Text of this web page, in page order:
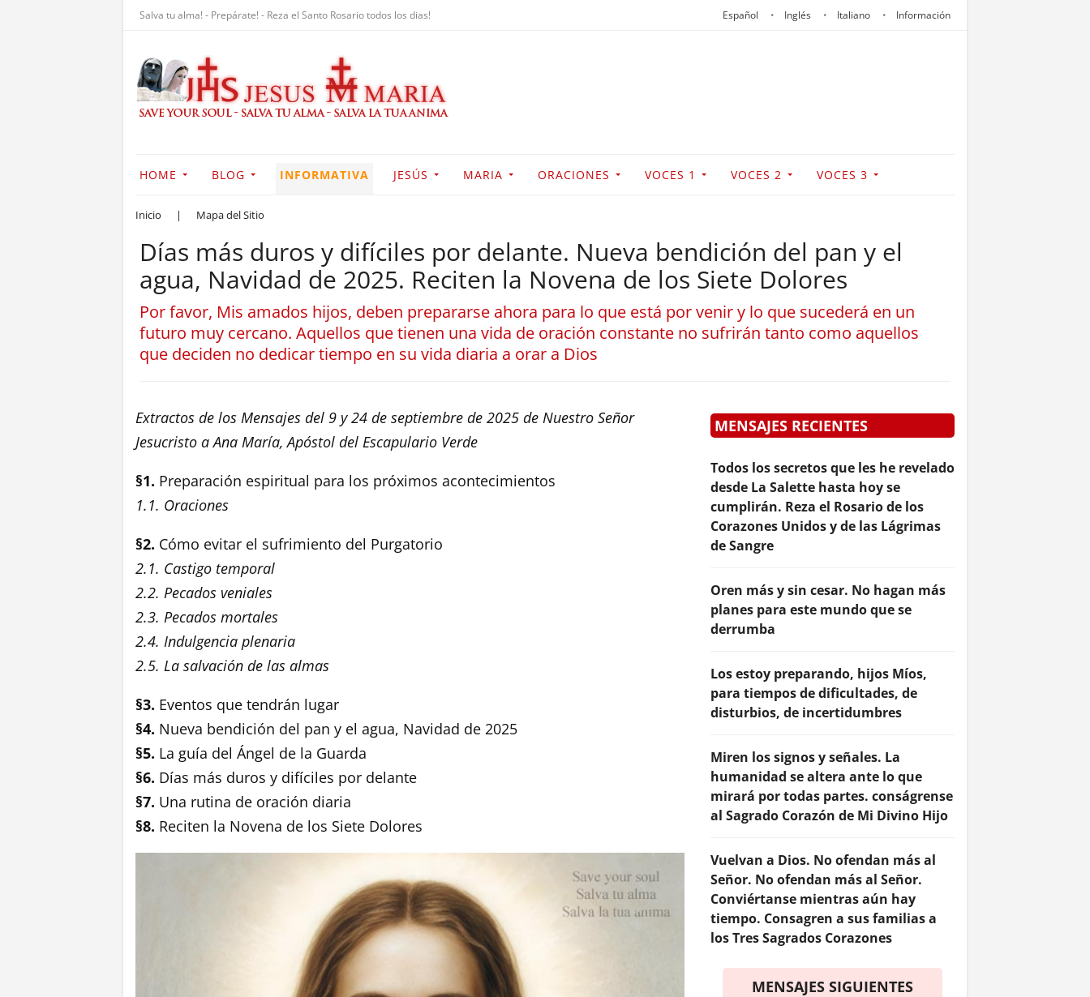
Salva tu alma! - Prepárate! - Reza el Santo Rosario todos los dias! Español Inglés Italiano Información
HOME BLOG INFORMATIVA JESÚS MARIA ORACIONES VOCES 1 VOCES 2 VOCES 3
Inicio | Mapa del Sitio
Días más duros y difíciles por delante. Nueva bendición del pan y el
agua, Navidad de 2025. Reciten la Novena de los Siete Dolores
Por favor, Mis amados hijos, deben prepararse ahora para lo que está por venir y lo que sucederá en un
futuro muy cercano. Aquellos que tienen una vida de oración constante no sufrirán tanto como aquellos
que deciden no dedicar tiempo en su vida diaria a orar a Dios
Extractos de los Mensajes del 9 y 24 de septiembre de 2025 de Nuestro Señor
Jesucristo a Ana María, Apóstol del Escapulario Verde
§1. Preparación espiritual para los próximos acontecimientos
1.1. Oraciones
§2. Cómo evitar el sufrimiento del Purgatorio
2.1. Castigo temporal
2.2. Pecados veniales
2.3. Pecados mortales
2.4. Indulgencia plenaria
2.5. La salvación de las almas
§3. Eventos que tendrán lugar
§4. Nueva bendición del pan y el agua, Navidad de 2025
§5. La guía del Ángel de la Guarda
§6. Días más duros y difíciles por delante
§7. Una rutina de oración diaria
§8. Reciten la Novena de los Siete Dolores
MENSAJES RECIENTES
Todos los secretos que les he revelado
desde La Salette hasta hoy se
cumplirán. Reza el Rosario de los
Corazones Unidos y de las Lágrimas
de Sangre
Oren más y sin cesar. No hagan más
planes para este mundo que se
derrumba
Los estoy preparando, hijos Míos,
para tiempos de dificultades, de
disturbios, de incertidumbres
Miren los signos y señales. La
humanidad se altera ante lo que
mirará por todas partes. conságrense
al Sagrado Corazón de Mi Divino Hijo
Vuelvan a Dios. No ofendan más al
Señor. No ofendan más al Señor.
Conviértanse mientras aún hay
tiempo. Consagren a sus familias a
los Tres Sagrados Corazones
MENSAJES SIGUIENTES